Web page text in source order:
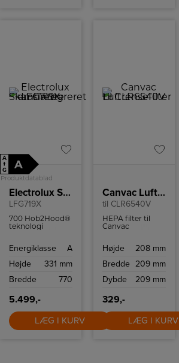
A
↑
G
A
Produktdatablad
Electrolux Skabsintegreret emhætte
LFG719X
700 Hob2Hood®
teknologi
automatisk
emhættens
Energiklasse
A
Højde
331 mm
Bredde
770
5.499,-
LÆG I KURV
Canvac Luftrensefilter
til CLR6540V
HEPA filter til
Canvac
opretholder sin
Højde
208 mm
Bredde 209 mm
Dybde
209 mm
329,-
LÆG I KURV